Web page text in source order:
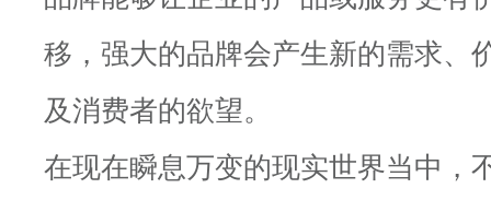
移，强大的品牌会产生新的需求、
及消费者的欲望。
在现在瞬息万变的现实世界当中，